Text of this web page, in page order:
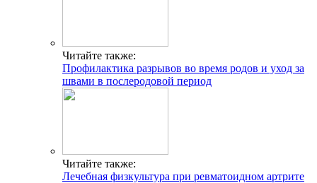
Читайте также:
Профилактика разрывов во время родов и уход за
швами в послеродовой период
Читайте также:
Лечебная физкультура при ревматоидном артрите